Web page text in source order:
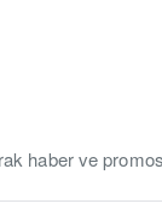
haber ve